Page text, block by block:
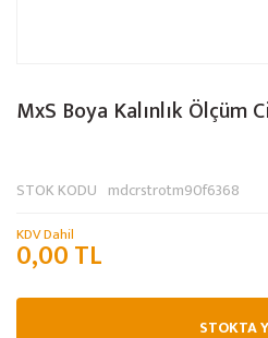
MxS Boya Kalınlık Ölçüm
STOK KODU mdcrstrotm90f6368
KDV Dahil
0,00 TL
STOKTA